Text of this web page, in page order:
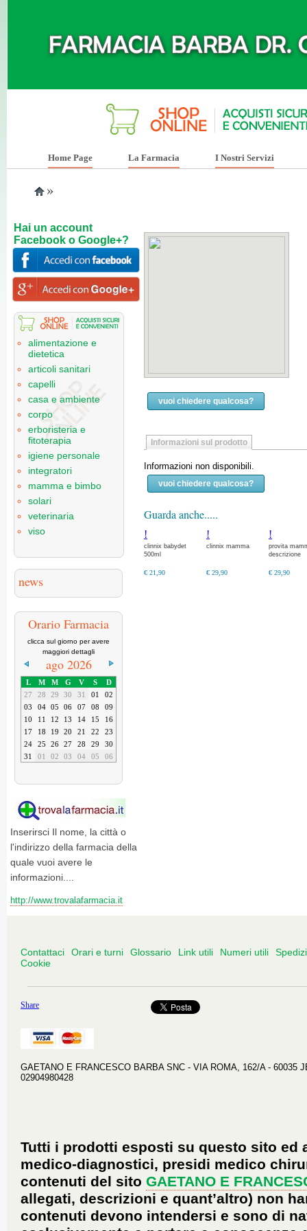
Hai un account
Facebook o Google+?
alimentazione e
dietetica
articoli sanitari
capelli
casa e ambiente
corpo
erboristeria e
fitoterapia
igiene personale
integratori
mamma e bimbo
solari
veterinaria
viso
news
Orario Farmacia
clicca sul giorno per avere
maggiori dettagli
ago 2026
L M M G V S
D
27
28 29 30 31 01
02
03
04 05 06 07 08
09
10
11 12 13 14 15
16
17
18 19 20 21 22
23
24
25 26 27 28 29
30
31
01 02 03 04 05 06
Inserirsci Il nome, la città o
l'indirizzo della farmacia della
quale vuoi avere le
informazioni....
http://www.trovalafarmacia.it
Home Page La Farmacia I Nostri Servizi
»
vuoi chiedere qualcosa?
Informazioni sul prodotto
Informazioni non disponibili.
vuoi chiedere qualcosa?
Guarda anche.....
!
clinnix babydet
500ml
€ 21,90
!
clinnix mamma
€ 29,90
!
provita
descrizione
€ 29,90
Contattaci Orari e turni Glossario Link utili Numeri utili
Cookie
Share
GAETANO E FRANCESCO BARBA SNC - VIA ROMA, 162/A - 60035
02904980428
Tutti i prodotti esposti su questo sito
medico-diagnostici, presidi medico
contenuti del sito GAETANO E
allegati, descrizioni e quant’altro) non
contenuti devono intendersi e sono di